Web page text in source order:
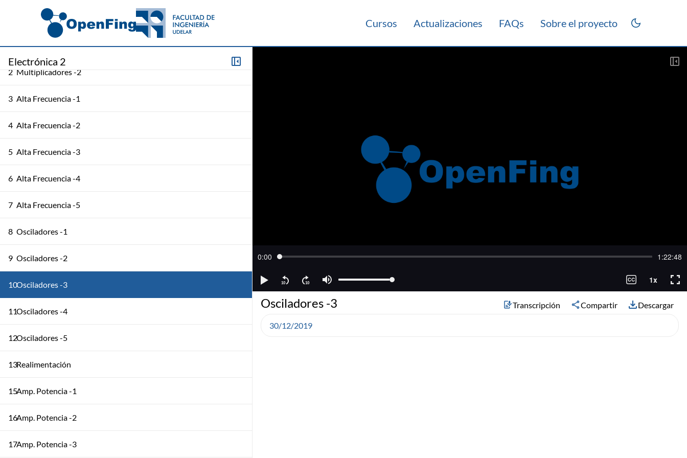
Cursos Actualizaciones FAQs Sobre el proyecto
Electrónica 2
1 Multiplicadores -1
2 Multiplicadores -2
3 Alta Frecuencia -1
4 Alta Frecuencia -2
5 Alta Frecuencia -3
6 Alta Frecuencia -4
7 Alta Frecuencia -5
8 Osciladores -1
9 Osciladores -2
10Osciladores -3
11Osciladores -4
12Osciladores -5
13Realimentación
15Amp. Potencia -1
16Amp. Potencia -2
17Amp. Potencia -3
Osciladores -3 Transcripción Compartir Descargar
30/12/2019